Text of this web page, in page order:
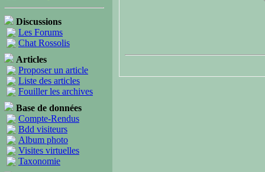
Discussions
Les Forums
Chat Rossolis
Articles
Proposer un article
Liste des articles
Fouiller les archives
Base de données
Compte-Rendus
Bdd visiteurs
Album photo
Visites virtuelles
Taxonomie